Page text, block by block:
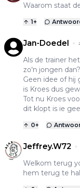
Waarom staat
1+
Jan-Doedel
Als de trainer
zo'n jongen dan?
Geen idee of hij
is Kroes dus
Tot nu Kroes
dit klopt is ie
0+
Jeffrey.W72
Welkom terug
hem terug te